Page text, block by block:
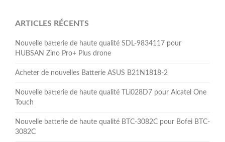
ARTICLES RÉCENTS
Nouvelle batterie de haute qualité SDL-9834117 pour
HUBSAN Zino Pro+ Plus drone
Acheter de nouvelles Batterie ASUS B21N1818-2
Nouvelle batterie de haute qualité TLi028D7 pour Alcatel One
Touch
Nouvelle batterie de haute qualité BTC-3082C pour Bofei BTC-
3082C